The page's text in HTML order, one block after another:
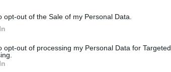
opt-out of the Sale of my Personal Data.
opt-out of processing my Personal Data for Targeted